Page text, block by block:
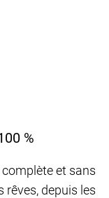
%
et sans
rêves, depuis les